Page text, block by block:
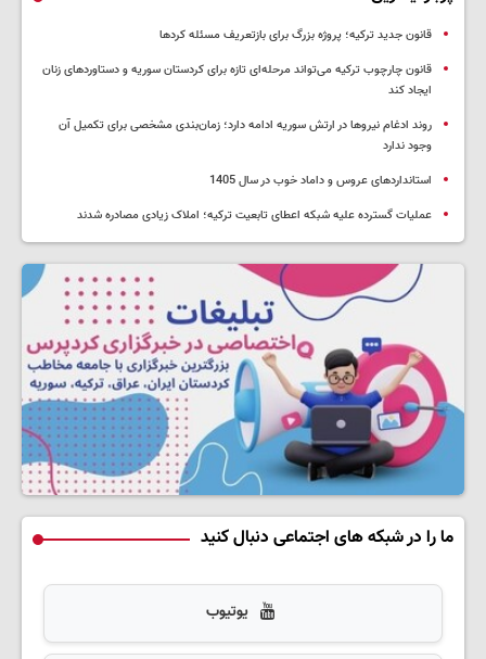
قانون جدید ترکیه؛ پروژه بزرگ‌ برای بازتعریف مسئله کردها
قانون چارچوب ترکیه می‌تواند مرحله‌ای تازه برای کردستان سوریه و دستاوردهای زنان
ایجاد کند
روند ادغام نیروها در ارتش سوریه ادامه دارد؛ زمان‌بندی مشخصی برای تکمیل آن
وجود ندارد
استانداردهای عروس و داماد خوب در سال 1405
عملیات گسترده علیه شبکه اعطای تابعیت ترکیه؛ املاک زیادی مصادره شدند
ما را در شبکه های اجتماعی دنبال کنید
یوتیوب